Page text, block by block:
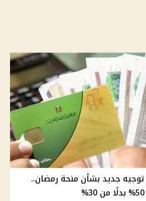
توجيه جديد بشأن منحة رمضان..